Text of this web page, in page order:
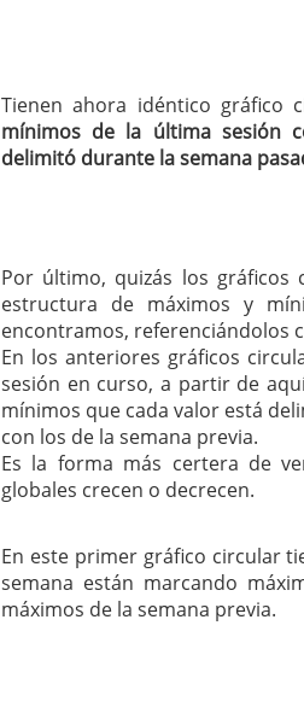
Tienen ahora idéntico gráfico
mínimos de la última sesión
delimitó durante la semana
Por último, quizás los gráficos
estructura de máximos y
encontramos, referenciándolos
En los anteriores gráficos
sesión en curso, a partir de
mínimos que cada valor está
con los de la semana previa.
Es la forma más certera de
globales crecen o decrecen.
En este primer gráfico circular
semana están marcando
máximos de la semana previa.